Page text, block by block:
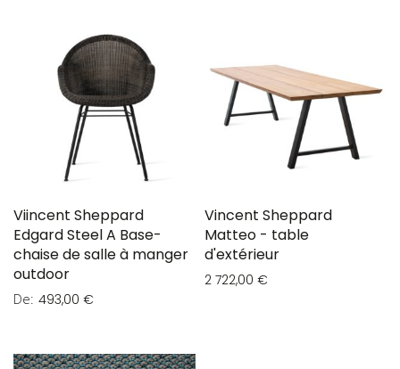
Viincent Sheppard
Edgard Steel A Base-
chaise de salle à manger
outdoor
De 493,00 €
Vincent Sheppard
Matteo - table
d'extérieur
2 722,00 €